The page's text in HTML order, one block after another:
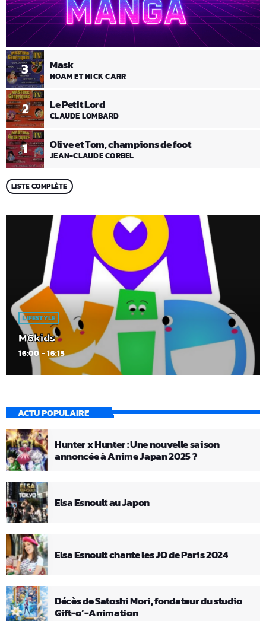
1 Olive et Tom, champions de foot
JEAN-CLAUDE CORBEL
2 Le Petit Lord
CLAUDE LOMBARD
3 Mask
NOAM ET NICK CARR
LISTE COMPLÈTE
LIFESTYLE
M6kids
16:00 - 16:15
ACTU POPULAIRE
Hunter x Hunter : Une nouvelle saison
annoncée à Anime Japan 2025 ?
Elsa Esnoult au Japon
Elsa Esnoult chante les JO de Paris 2024
Décès de Satoshi Mori, fondateur du studio
Gift-o’-Animation